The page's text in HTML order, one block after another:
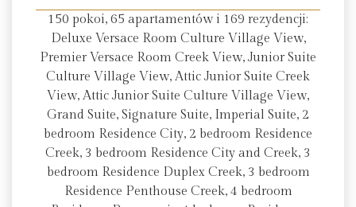
150 pokoi, 65 apartamentów i 169 rezydencji:
Deluxe Versace Room Culture Village View,
Premier Versace Room Creek View, Junior Suite
Culture Village View, Attic Junior Suite Creek
View, Attic Junior Suite Culture Village View,
Grand Suite, Signature Suite, Imperial Suite, 2
bedroom Residence City, 2 bedroom Residence
Creek, 3 bedroom Residence City and Creek, 3
bedroom Residence Duplex Creek, 3 bedroom
Residence Penthouse Creek, 4 bedroom